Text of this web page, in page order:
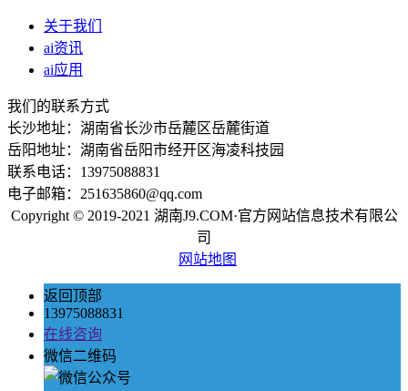
关于我们
ai资讯
ai应用
我们的联系方式
长沙地址：湖南省长沙市岳麓区岳麓街道
岳阳地址：湖南省岳阳市经开区海凌科技园
联系电话：13975088831
电子邮箱：251635860@qq.com
Copyright © 2019-2021 湖南J9.COM·官方网站信息技术有限公
司
网站地图
返回顶部
13975088831
在线咨询
微信二维码